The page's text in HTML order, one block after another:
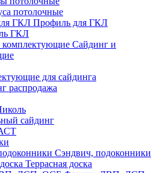
потолочные
Профиль для ГКЛ
ГКЛ
Сайдинг и
для сайдинга
распродажа
сайдинг
Сэндвич, подоконники
Террасная доска